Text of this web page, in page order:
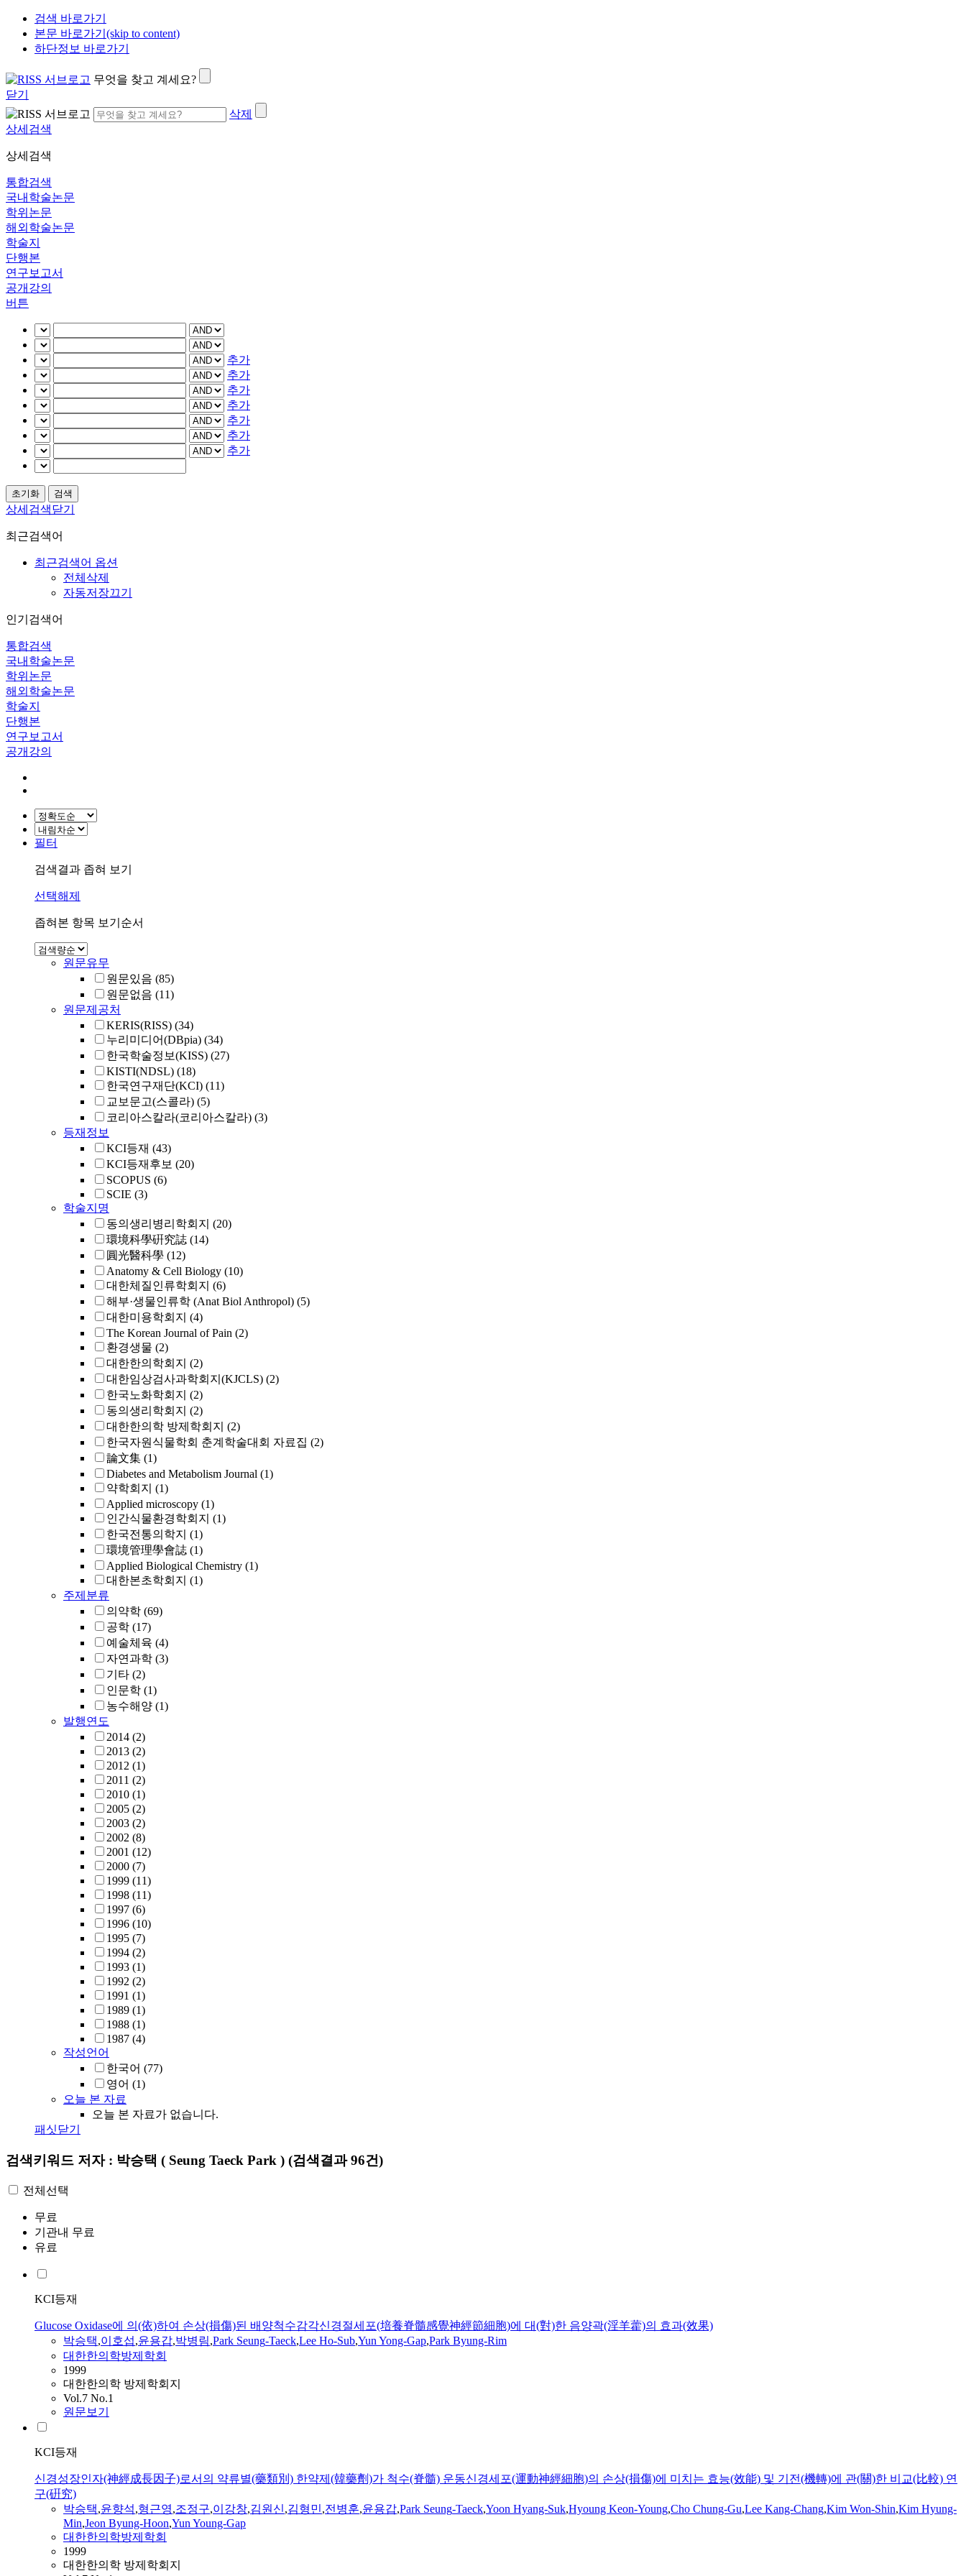
검색 바로가기
본문 바로가기(skip to content)
하단정보 바로가기
무엇을 찾고 계세요?
닫기
삭제
상세검색
상세검색
통합검색
국내학술논문
학위논문
해외학술논문
학술지
단행본
연구보고서
공개강의
버튼
추가
추가
추가
추가
추가
추가
추가
상세검색닫기
최근검색어
최근검색어 옵션
전체삭제
자동저장끄기
인기검색어
통합검색
국내학술논문
학위논문
해외학술논문
학술지
단행본
연구보고서
공개강의
필터
검색결과 좁혀 보기
선택해제
좁혀본 항목 보기순서
원문유무
원문있음 (85)
원문없음 (11)
원문제공처
KERIS(RISS) (34)
누리미디어(DBpia) (34)
한국학술정보(KISS) (27)
KISTI(NDSL) (18)
한국연구재단(KCI) (11)
교보문고(스콜라) (5)
코리아스칼라(코리아스칼라) (3)
등재정보
KCI등재 (43)
KCI등재후보 (20)
SCOPUS (6)
SCIE (3)
학술지명
동의생리병리학회지 (20)
環境科學硏究誌 (14)
圓光醫科學 (12)
Anatomy & Cell Biology (10)
대한체질인류학회지 (6)
해부·생물인류학 (Anat Biol Anthropol) (5)
대한미용학회지 (4)
The Korean Journal of Pain (2)
환경생물 (2)
대한한의학회지 (2)
대한임상검사과학회지(KJCLS) (2)
한국노화학회지 (2)
동의생리학회지 (2)
대한한의학 방제학회지 (2)
한국자원식물학회 춘계학술대회 자료집 (2)
論文集 (1)
Diabetes and Metabolism Journal (1)
약학회지 (1)
Applied microscopy (1)
인간식물환경학회지 (1)
한국전통의학지 (1)
環境管理學會誌 (1)
Applied Biological Chemistry (1)
대한본초학회지 (1)
주제분류
의약학 (69)
공학 (17)
예술체육 (4)
자연과학 (3)
기타 (2)
인문학 (1)
농수해양 (1)
발행연도
2014 (2)
2013 (2)
2012 (1)
2011 (2)
2010 (1)
2005 (2)
2003 (2)
2002 (8)
2001 (12)
2000 (7)
1999 (11)
1998 (11)
1997 (6)
1996 (10)
1995 (7)
1994 (2)
1993 (1)
1992 (2)
1991 (1)
1989 (1)
1988 (1)
1987 (4)
작성언어
한국어 (77)
영어 (1)
오늘 본 자료
오늘 본 자료가 없습니다.
패싯닫기
검색키워드 저자 : 박승택 ( Seung Taeck Park ) (검색결과 96건)
전체선택
무료
기관내 무료
유료
KCI등재
Glucose Oxidase에 의(依)하여 손상(損傷)된 배양척수감각신경절세포(培養脊髓感覺神經節細胞)에 대(對)한 음양곽(淫羊藿)의 효과(效果)
박승택,이호섭,윤용갑,박병림,Park Seung-Taeck,Lee Ho-Sub,Yun Yong-Gap,Park Byung-Rim
대한한의학방제학회
1999
대한한의학 방제학회지
Vol.7 No.1
원문보기
KCI등재
신경성장인자(神經成長因子)로서의 약류별(藥類別) 한약제(韓藥劑)가 척수(脊髓) 운동신경세포(運動神經細胞)의 손상(損傷)에 미치는 효능(效能) 및 기전(機轉)에 관(關)한 비교(比較) 연
구(硏究)
박승택,윤향석,형근영,조정구,이강창,김원신,김형민,전병훈,윤용갑,Park Seung-Taeck,Yoon Hyang-Suk,Hyoung Keon-Young,Cho Chung-Gu,Lee Kang-Chang,Kim Won-Shin,Kim Hyung-
Min,Jeon Byung-Hoon,Yun Young-Gap
대한한의학방제학회
1999
대한한의학 방제학회지